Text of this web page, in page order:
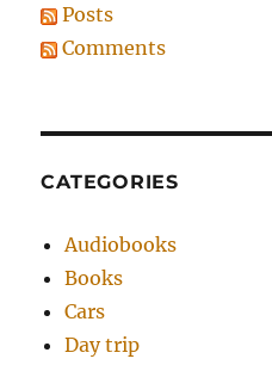
Posts
Comments
CATEGORIES
Audiobooks
Books
Cars
Day trip